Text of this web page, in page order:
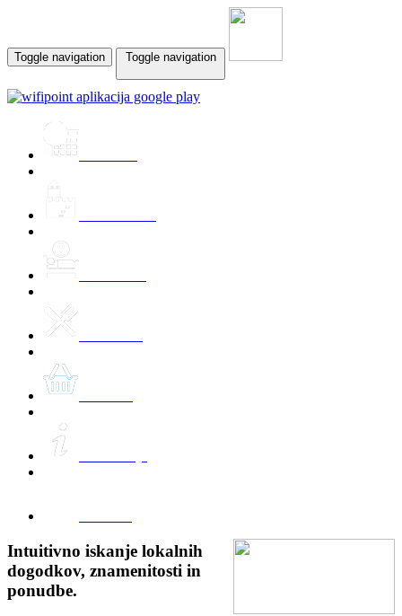
Toggle navigation Toggle navigation
Intuitivno iskanje lokalnih
dogodkov, znamenitosti in
ponudbe.